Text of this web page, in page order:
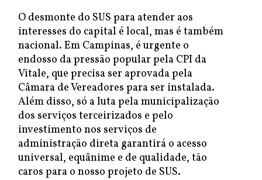
O desmonte do SUS para atender aos
interesses do capital é local, mas é também
nacional. Em Campinas, é urgente o
endosso da pressão popular pela CPI da
Vitale, que precisa ser aprovada pela
Câmara de Vereadores para ser instalada.
Além disso, só a luta pela municipalização
dos serviços terceirizados e pelo
investimento nos serviços de
administração direta garantirá o acesso
universal, equânime e de qualidade, tão
caros para o nosso projeto de SUS.